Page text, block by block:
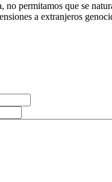
permitamos que se
a extranjeros